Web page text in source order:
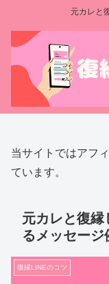
元カレと
当サイトではアフ
ています。
元カレと復縁
るメッセージ
復縁LINEのコツ